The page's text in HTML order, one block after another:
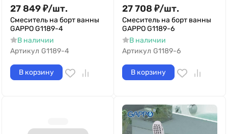
27 849₽/шт.
Смеситель на борт ванны
GAPPO G1189-4
В наличии
Артикул G1189-4
В корзину
27 708 ₽/шт.
Смеситель на борт ванны
GAPPO G1189-6
В наличии
Артикул G1189-6
В корзину